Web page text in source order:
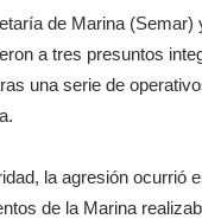
de Marina
a tres presuntos
una serie de
la agresión ocurrió
de la Marina